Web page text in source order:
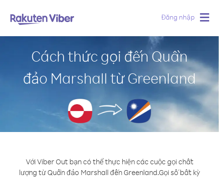
Đăng nhập
Cách thức gọi đến Quần
đảo Marshall từ Greenland
Với Viber Out bạn có thể thực hiện các cuộc gọi chất
lượng từ Quần đảo Marshall đến Greenland.Gọi số bất kỳ